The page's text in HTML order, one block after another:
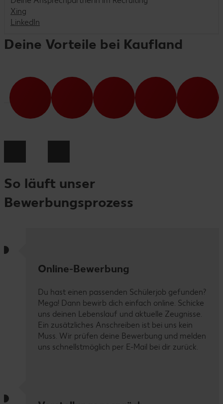
Xing
LinkedIn
Deine Vorteile bei Kaufland
So läuft unser
Bewerbungsprozess
Online-Bewerbung
Du hast einen passenden Schülerjob gefunden?
Mega! Dann bewirb dich einfach online. Schicke
uns deinen Lebenslauf und aktuelle Zeugnisse.
Ein zusätzliches Anschreiben ist bei uns kein
Muss. Wir prüfen deine Bewerbung und melden
uns schnellstmöglich per E-Mail bei dir zurück.